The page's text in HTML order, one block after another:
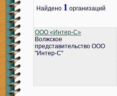
Найдено 1 организаций
ООО «Интер-С»
Волжское
представительство ООО
"Интер-С"